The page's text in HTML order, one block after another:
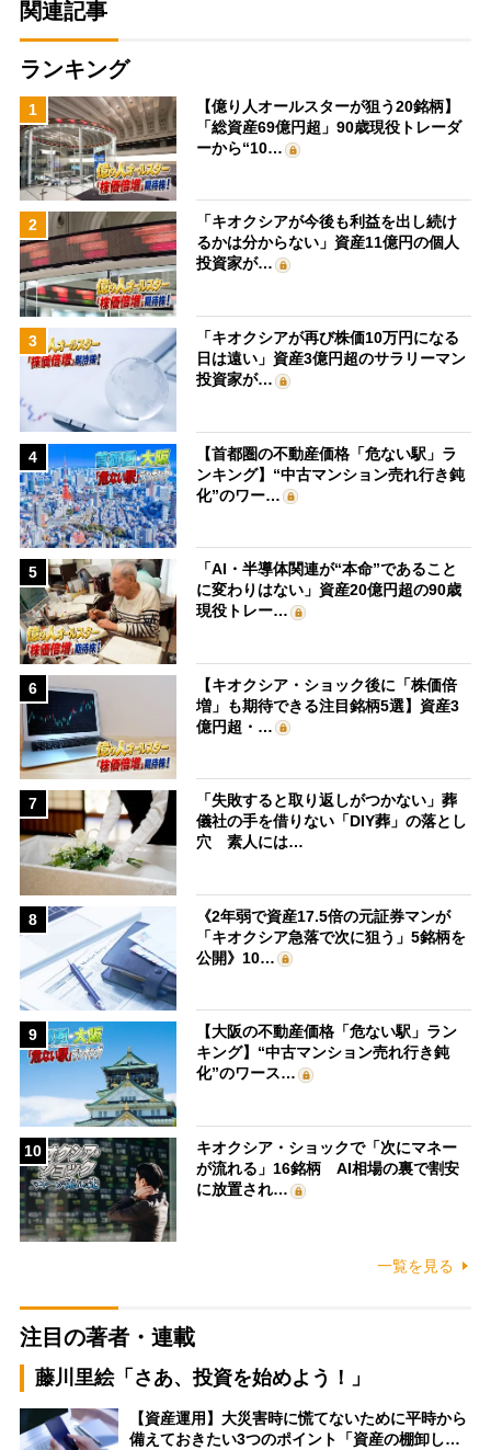
関連記事
ランキング
1
【億り人オールスターが狙う20銘柄】
「総資産69億円超」90歳現役トレーダ
ーから“10…
2
「キオクシアが今後も利益を出し続け
るかは分からない」資産11億円の個人
投資家が…
3
「キオクシアが再び株価10万円になる
日は遠い」資産3億円超のサラリーマン
投資家が…
4
【首都圏の不動産価格「危ない駅」ラ
ンキング】“中古マンション売れ行き鈍
化”のワー…
5
「AI・半導体関連が“本命”であること
に変わりはない」資産20億円超の90歳
現役トレー…
6
【キオクシア・ショック後に「株価倍
増」も期待できる注目銘柄5選】資産3
億円超・…
7
「失敗すると取り返しがつかない」葬
儀社の手を借りない「DIY葬」の落とし
穴 素人には…
8
《2年弱で資産17.5倍の元証券マンが
「キオクシア急落で次に狙う」5銘柄を
公開》10…
9
【大阪の不動産価格「危ない駅」ラン
キング】“中古マンション売れ行き鈍
化”のワース…
10
キオクシア・ショックで「次にマネー
が流れる」16銘柄 AI相場の裏で割安
に放置され…
一覧を見る
注目の著者・連載
藤川里絵「さあ、投資を始めよう！」
【資産運用】大災害時に慌てないために平時から
備えておきたい3つのポイント「資産の棚卸し…